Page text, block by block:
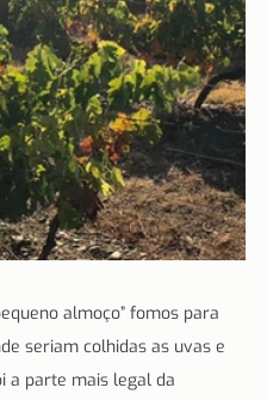
almoço” fomos para
seriam colhidas as uvas e
a parte mais legal da